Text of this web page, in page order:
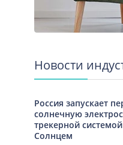
Новости
Россия запускает
солнечную
трекерной
Солнцем